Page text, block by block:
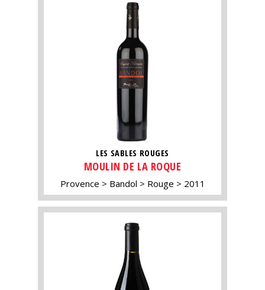
LES SABLES ROUGES
MOULIN DE LA ROQUE
Provence Bandol Rouge 2011